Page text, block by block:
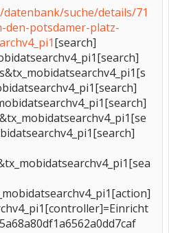
suche/details/71
den-potsdamer-platz-
[search]